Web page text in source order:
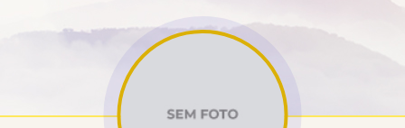
MENSAGENS